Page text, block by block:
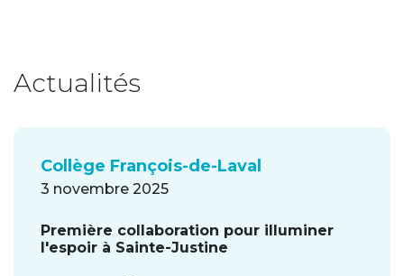
Actualités
Collège François-de-Laval
3 novembre 2025
Première collaboration pour illuminer
l'espoir à Sainte-Justine